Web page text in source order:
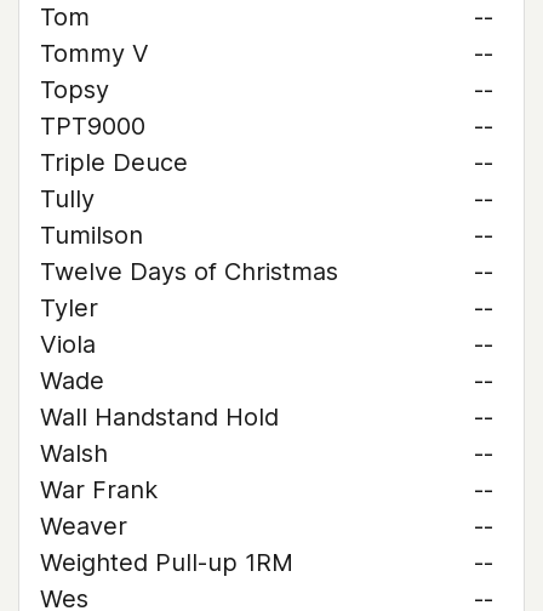
Tom
--
Tommy V
--
Topsy
--
TPT9000
--
Triple Deuce
--
Tully
--
Tumilson
--
Twelve Days of Christmas
--
Tyler
--
Viola
--
Wade
--
Wall Handstand Hold
--
Walsh
--
War Frank
--
Weaver
--
Weighted Pull-up 1RM
--
Wes
--